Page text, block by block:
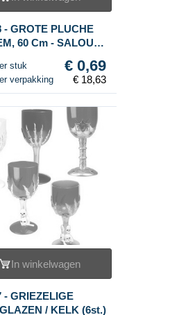
- GROTE PLUCHE
60 Cm - SALOU
stuk € 0,69
verpakking € 18,63
In winkelwagen
- GRIEZELIGE
/ KELK (6st.)